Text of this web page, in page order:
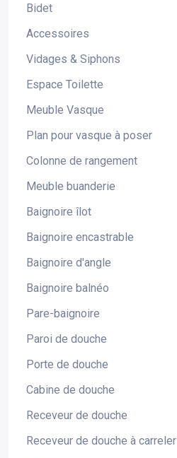
Bidet
Accessoires
Vidages & Siphons
Espace Toilette
Meuble Vasque
Plan pour vasque à poser
Colonne de rangement
Meuble buanderie
Baignoire îlot
Baignoire encastrable
Baignoire d'angle
Baignoire balnéo
Pare-baignoire
Paroi de douche
Porte de douche
Cabine de douche
Receveur de douche
Receveur de douche à carreler